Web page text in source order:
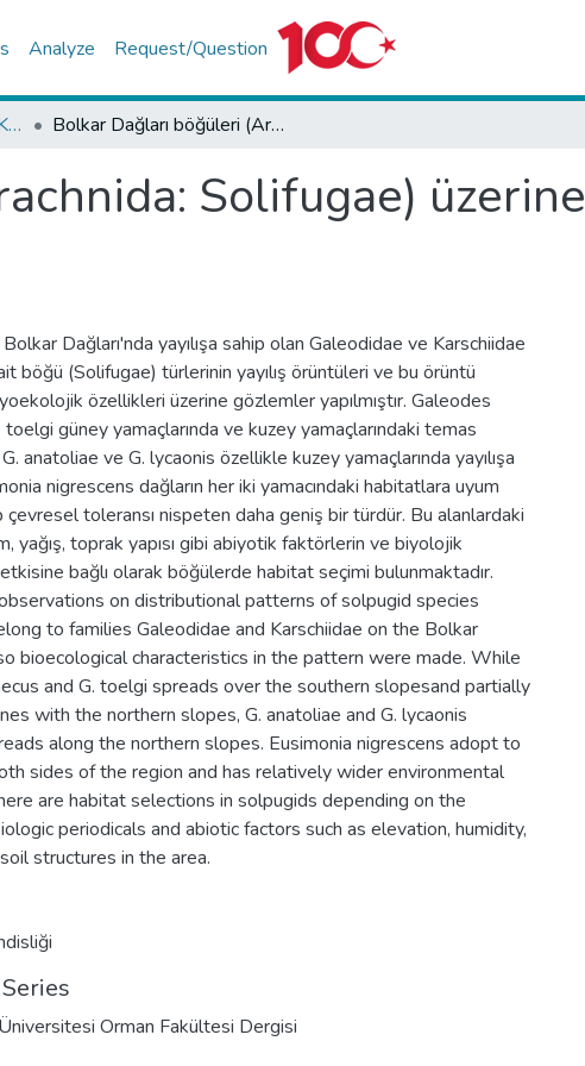
Analyze Request/Question
TR-Dizin İndeksli Yayınlar Koleksiyonu Bolkar Dağları böğüleri (Arachnida: Solifugae) üzerine biyoekolojik gözlemler
Solifugae) üzerine
Dağları'nda yayılışa sahip olan Galeodidae ve Karschiidae
böğü (Solifugae) türlerinin yayılış örüntüleri ve bu örüntü
özellikleri üzerine gözlemler yapılmıştır. Galeodes
güney yamaçlarında ve kuzey yamaçlarındaki temas
anatoliae ve G. lycaonis özellikle kuzey yamaçlarında yayılışa
nigrescens dağların her iki yamacındaki habitatlara uyum
çevresel toleransı nispeten daha geniş bir türdür. Bu alanlardaki
yağış, toprak yapısı gibi abiyotik faktörlerin ve biyolojik
etkisine bağlı olarak böğülerde habitat seçimi bulunmaktadır.
on distributional patterns of solpugid species
to families Galeodidae and Karschiidae on the Bolkar
bioecological characteristics in the pattern were made. While
and G. toelgi spreads over the southern slopesand partially
with the northern slopes, G. anatoliae and G. lycaonis
along the northern slopes. Eusimonia nigrescens adopt to
sides of the region and has relatively wider environmental
are habitat selections in solpugids depending on the
periodicals and abiotic factors such as elevation, humidity,
structures in the area.
Orman Fakültesi Dergisi